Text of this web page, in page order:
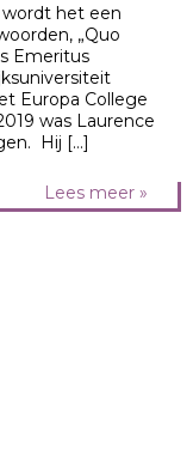
het een
„Quo
Emeritus
Europa College
was Laurence
Hij […]
Lees meer »